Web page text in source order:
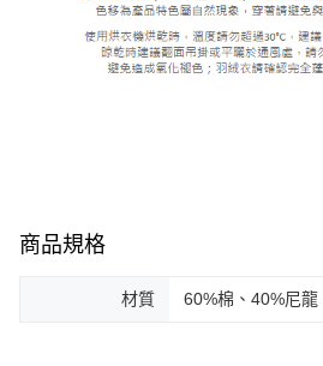
商品規格
材質 60%棉、40%尼龍